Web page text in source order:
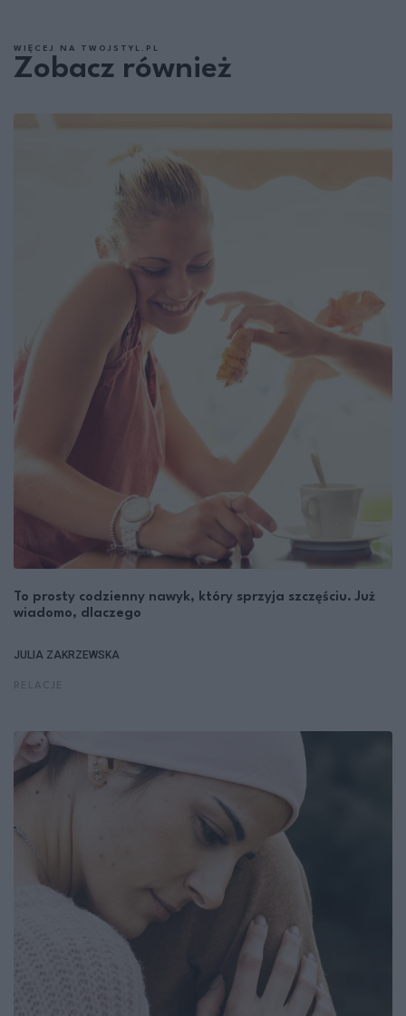
WIĘCEJ NA TWOJSTYL.PL
Zobacz również
To prosty codzienny nawyk, który sprzyja szczęściu. Już
wiadomo, dlaczego
JULIA ZAKRZEWSKA